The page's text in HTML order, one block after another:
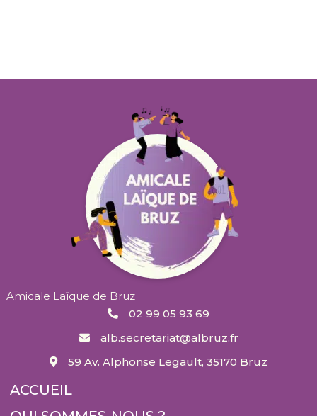
Amicale Laïque de Bruz
02 99 05 93 69
alb.secretariat@albruz.fr
59 Av. Alphonse Legault, 35170 Bruz
ACCUEIL